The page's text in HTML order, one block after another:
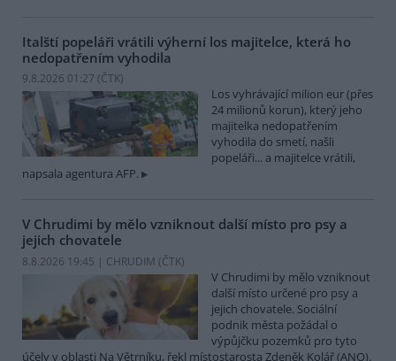
Italští popeláři vrátili výherní los majitelce, která ho
nedopatřením vyhodila
9.8.2026 01:27 (ČTK)
Los vyhrávající milion eur (přes
24 milionů korun), který jeho
majitelka nedopatřením
vyhodila do smetí, našli
popeláři... a majitelce vrátili,
napsala agentura AFP.
V Chrudimi by mělo vzniknout další místo pro psy a
jejich chovatele
8.8.2026 19:45 | CHRUDIM (ČTK)
V Chrudimi by mělo vzniknout
další místo určené pro psy a
jejich chovatele. Sociální
podnik města požádal o
výpůjčku pozemků pro tyto
účely v oblasti Na Větrníku, řekl místostarosta Zdeněk Kolář (ANO).